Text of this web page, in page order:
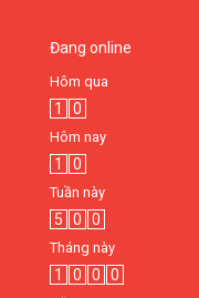
Đang online
Hôm qua
1 0
Hôm nay
1 0
Tuần này
5 0 0
Tháng này
1 0 0 0